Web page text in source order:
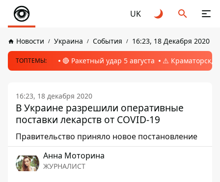
UK
Новости Украина События 16:23, 18 Декабря 2020
ТОПТЕМЫ: 🔴 Ракетный удар 5 августа ⚠️ Краматорск,
16:23, 18 декабря 2020
В Украине разрешили оперативные
поставки лекарств от COVID-19
Правительство приняло новое постановление
Анна Моторина
ЖУРНАЛИСТ